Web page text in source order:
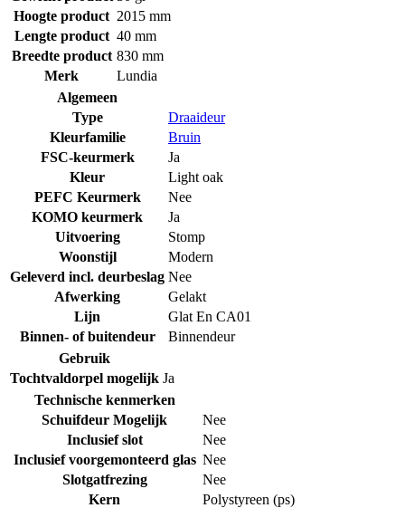
Hoogte product 2015 mm
Lengte product 40 mm
Breedte product 830 mm
Merk
Lundia
Algemeen
Type
Draaideur
Kleurfamilie
Bruin
FSC-keurmerk
Ja
Kleur
Light oak
PEFC Keurmerk
Nee
KOMO keurmerk
Ja
Uitvoering
Stomp
Woonstijl
Modern
Geleverd incl. deurbeslag Nee
Afwerking
Gelakt
Lijn
Glat En CA01
Binnen- of buitendeur
Binnendeur
Gebruik
Tochtvaldorpel mogelijk Ja
Technische kenmerken
Schuifdeur Mogelijk
Nee
Inclusief slot
Nee
Inclusief voorgemonteerd glas Nee
Slotgatfrezing
Nee
Kern
Polystyreen (ps)